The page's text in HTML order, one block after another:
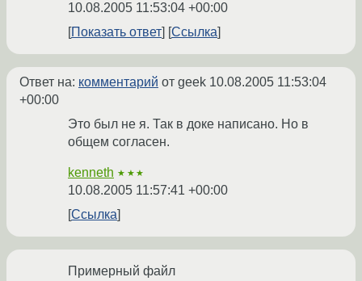
10.08.2005 11:53:04 +00:00
Показать ответ
Ссылка
Ответ на: комментарий от geek 10.08.2005 11:53:04
+00:00
Это был не я. Так в доке написано. Но в
общем согласен.
kenneth ★★★
10.08.2005 11:57:41 +00:00
Ссылка
Примерный файл